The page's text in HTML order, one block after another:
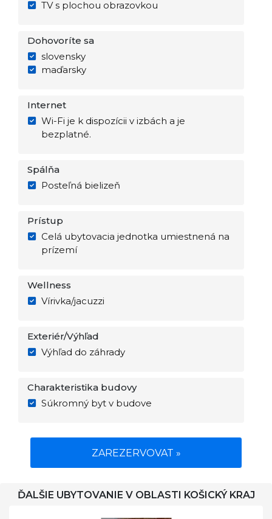
TV s plochou obrazovkou
Dohovoríte sa
slovensky
maďarsky
Internet
Wi-Fi je k dispozícii v izbách a je
bezplatné.
Spálňa
Posteľná bielizeň
Prístup
Celá ubytovacia jednotka umiestnená na
prízemí
Wellness
Vírivka/jacuzzi
Exteriér/Výhľad
Výhľad do záhrady
Charakteristika budovy
Súkromný byt v budove
ZAREZERVOVAT »
ĎALŠIE UBYTOVANIE V OBLASTI KOŠICKÝ KRAJ